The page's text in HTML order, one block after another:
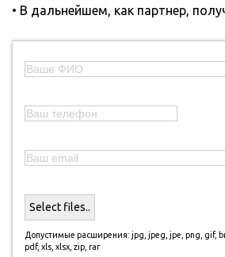
• В дальнейшем, как партнер,
Select files..
Допустимые расширения: jpg, jpeg, jpe, png, gif,
pdf, xls, xlsx, zip, rar